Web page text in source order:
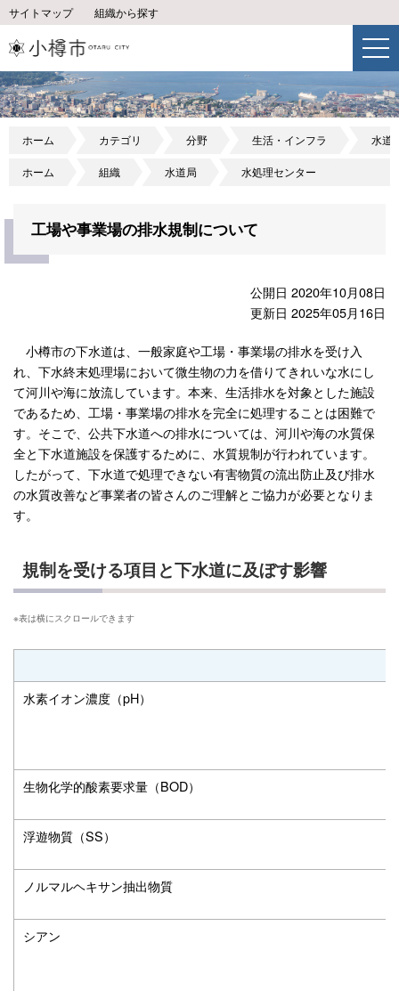
サイトマップ 組織から探す
ホーム カテゴリ 分野 生活・インフラ 水道
ホーム 組織 水道局 水処理センター
工場や事業場の排水規制について
公開日 2020年10月08日
更新日 2025年05月16日
小樽市の下水道は、一般家庭や工場・事業場の排水を受け入
れ、下水終末処理場において微生物の力を借りてきれいな水にし
て河川や海に放流しています。本来、生活排水を対象とした施設
であるため、工場・事業場の排水を完全に処理することは困難で
す。そこで、公共下水道への排水については、河川や海の水質保
全と下水道施設を保護するために、水質規制が行われています。
したがって、下水道で処理できない有害物質の流出防止及び排水
の水質改善など事業者の皆さんのご理解とご協力が必要となりま
す。
規制を受ける項目と下水道に及ぼす影響
水素イオン濃度（pH）
生物化学的酸素要求量（BOD）
浮遊物質（SS）
ノルマルヘキサン抽出物質
シアン